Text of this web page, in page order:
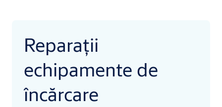
Reparații
echipamente de
încărcare